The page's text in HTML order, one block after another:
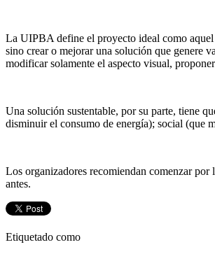
La UIPBA define el proyecto ideal como
sino crear o mejorar una solución que genere
modificar solamente el aspecto visual,
Una solución sustentable, por su parte, tiene
disminuir el consumo de energía); social (que
Los organizadores recomiendan comenzar por
antes.
Etiquetado como